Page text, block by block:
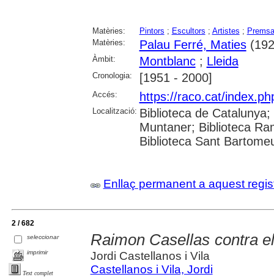
Matèries: Pintors ; Escultors ; Artistes ; Premsa
Matèries:
Palau Ferré, Maties
Àmbit: Montblanc; Lleida
Cronologia: [1951 - 2000]
Accés: https://raco.cat/
Localització: Biblioteca de
Muntaner; Biblioteca
Biblioteca Sant
Enllaç permanent a aquest
2 / 682
seleccionar
imprimir
Text complet
Raimon Casellas contra
Jordi Castellanos i Vila
Castellanos i Vila, Jordi